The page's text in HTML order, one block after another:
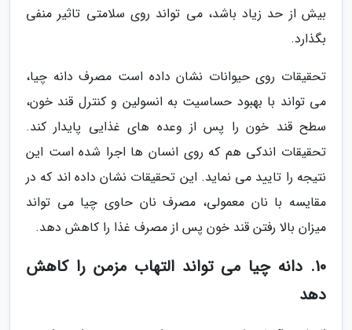
بیش از حد زیاد باشد، می تواند روی سلامتی تاثیر منفی
بگذارد.
تحقیقات روی حیوانات نشان داده است مصرف دانه چیا،
می تواند با بهبود حساسیت به انسولین و کنترل قند خون،
سطح قند خون را پس از وعده های غذایی پایدار کند.
تحقیقات اندکی هم که روی انسان ها اجرا شده است این
نتیجه را تایید می نماید. این تحقیقات نشان داده اند که در
مقایسه با نان معمولی، مصرف نان حاوی چیا می تواند
میزان بالا رفتن قند خون پس از مصرف غذا را کاهش دهد.
10. دانه چیا می تواند التهاب مزمن را کاهش
دهد